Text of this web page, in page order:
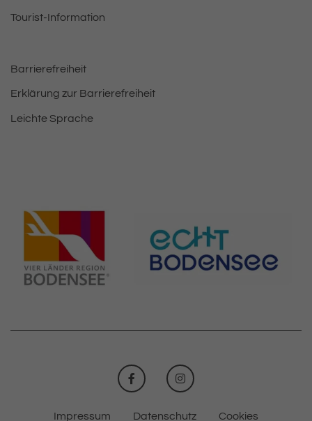
Tourist-Information
Barrierefreiheit
Erklärung zur Barrierefreiheit
Leichte Sprache
FACEBOOKINSTAGRAM
Impressum Datenschutz Cookies